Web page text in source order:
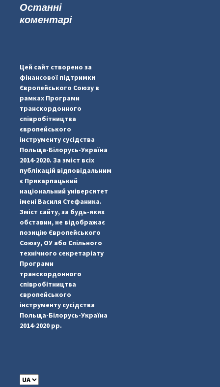
#PipIvanToday
Останні
коментарі
Цей сайт створено за
фінансової підтримки
Європейського Союзу в
рамках Програми
транскордонного
співробітництва
європейського
інструменту сусідства
Польща-Білорусь-Україна
2014-2020. За зміст всіх
публікацій відповідальним
є Прикарпацький
національний університет
імені Василя Стефаника.
Зміст сайту, за будь-яких
обставин, не відображає
позицію Європейського
Союзу, ОУ або Спільного
технічного секретаріату
Програми
транскордонного
співробітництва
європейського
інструменту сусідства
Польща-Білорусь-Україна
2014-2020 рр.
C